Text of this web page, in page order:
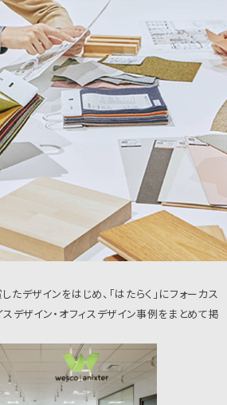
たデザインをはじめ、「はたらく」にフォーカス
デザイン・オフィスデザイン事例をまとめて掲